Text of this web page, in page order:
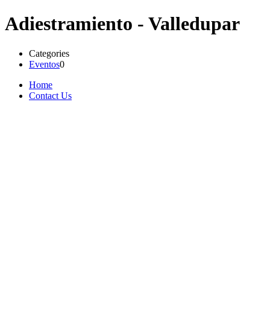
Adiestramiento - Valledupar
Categories
Eventos0
Home
Contact Us